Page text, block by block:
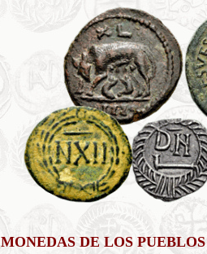
MONEDAS DE LOS